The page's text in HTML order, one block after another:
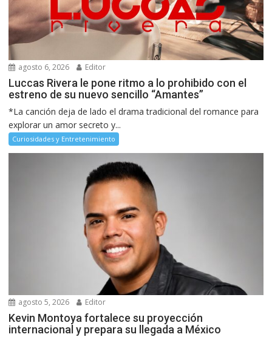
agosto 6, 2026 Editor
Luccas Rivera le pone ritmo a lo prohibido con el
estreno de su nuevo sencillo “Amantes”
*La canción deja de lado el drama tradicional del romance para
explorar un amor secreto y...
Curiosidades y Entretenimiento
agosto 5, 2026 Editor
Kevin Montoya fortalece su proyección
internacional y prepara su llegada a México